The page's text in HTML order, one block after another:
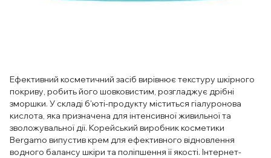
Ефективний косметичний засіб вирівнює текстуру шкірного
покриву, робить його шовковистим, розгладжує дрібні
зморшки. У складі б'юті-продукту міститься гіалуронова
кислота, яка призначена для інтенсивної живильної та
зволожувальної дії. Корейський виробник косметики
Bergamo випустив крем для ефективного відновлення
водного балансу шкіри та поліпшення її якості. Інтернет-